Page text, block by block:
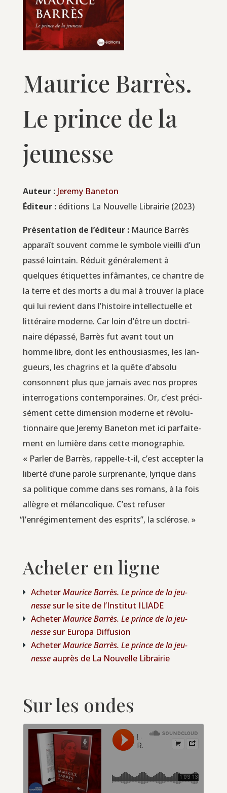
Maurice Barrès.
Le prince de la
jeunesse
Auteur : Jere­my Baneton
Édi­teur :édi­tions La Nou­velle Librai­rie (2023)
Pré­sen­ta­tion de l’é­di­teur :Mau­rice Bar­rès
appa­raît sou­vent comme le sym­bole vieilli d’un
pas­sé loin­tain. Réduit géné­ra­le­ment à
quelques éti­quettes infâ­mantes, ce chantre de
la terre et des morts a du mal à trou­ver la place
qui lui revient dans l’histoire intel­lec­tuelle et
lit­té­raire moderne. Car loin d’être un doc­tri­
naire dépas­sé, Bar­rès fut avant tout un
homme libre, dont les enthou­siasmes, les lan­
gueurs, les cha­grins et la quête d’absolu
consonnent plus que jamais avec nos propres
inter­ro­ga­tions contem­po­raines. Or, c’est pré­ci­
sé­ment cette dimen­sion moderne et révo­lu­
tion­naire que Jere­my Bane­ton met ici par­fai­te­
ment en lumière dans cette mono­gra­phie.
« Par­ler de Bar­rès, rap­pelle-t-il, c’est accep­ter la
liber­té d’une parole sur­pre­nante, lyrique dans
sa poli­tique comme dans ses romans, à la fois
allègre et mélan­co­lique. C’est refu­ser
“l’enrégimentement des esprits”, la sclérose. »
Acheter en ligne
Ache­terMau­rice Bar­rès. Le prince de la jeu­
nessesur le site de l’Ins­ti­tut ILIADE
Ache­terMau­rice Bar­rès. Le prince de la jeu­
nessesur Euro­pa Diffusion
Ache­terMau­rice Bar­rès. Le prince de la jeu­
nesseauprès de La Nou­velle Librairie
Sur les ondes